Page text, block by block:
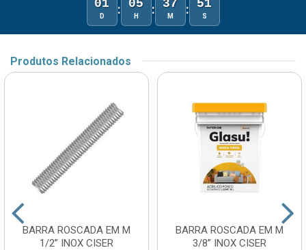
01
D : 05
H : 37
M : 51
S
Produtos Relacionados
BARRA ROSCADA EM M
1/2” INOX CISER
BARRA ROSCADA EM M
3/8” INOX CISER